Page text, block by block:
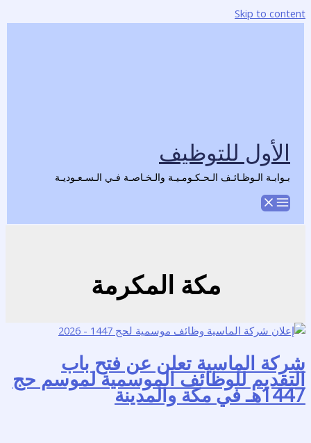
Skip to content
الأول للتوظيف
بـوابـة الـوظـائـف الـحـكـومـيـة والـخـاصـة فـي الـسـعـوديـة
مكة المكرمة
شركة الماسية تعلن عن فتح باب
التقديم للوظائف الموسمية لموسم حج
1447هـ في مكة والمدينة